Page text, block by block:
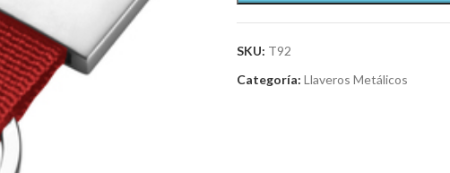
SKU: T92
Categoría: Llaveros Metálicos